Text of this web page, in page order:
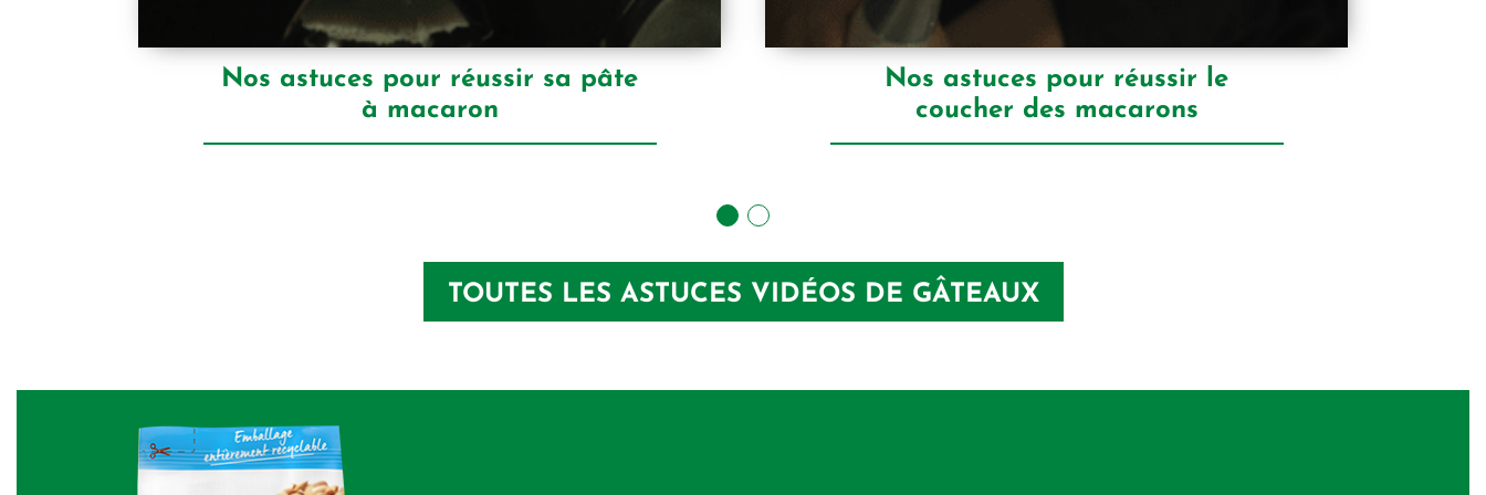
Nos astuces pour réussir sa pâte
à macaron
Nos astuces pour réussir le
coucher des macarons
TOUTES LES ASTUCES VIDÉOS DE GÂTEAUX